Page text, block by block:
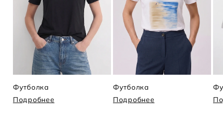
Футболка
Подробнее
Футболка
Подробнее